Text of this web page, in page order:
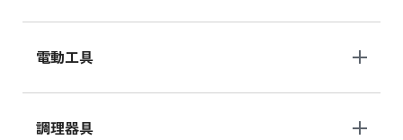
電動工具
調理器具